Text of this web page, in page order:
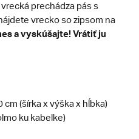
prechádza pás s
vrecko so zipsom na
a vyskúšajte! Vrátiť ju
cm (šírka x výška x hĺbka)
ku kabelke)